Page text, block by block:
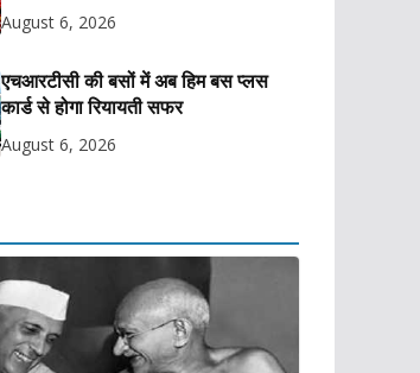
August 6, 2026
एचआरटीसी की बसों में अब हिम बस प्लस
कार्ड से होगा रियायती सफर
August 6, 2026